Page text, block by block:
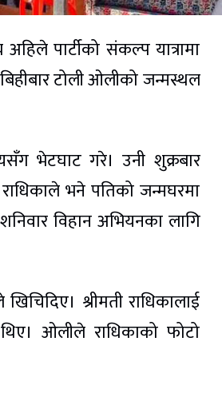
पार्टीको संकल्प यात्रामा
टोली ओलीको जन्मस्थल
भेटघाट गरे। उनी शुक्रबार
भने पतिको जन्मघरमा
विहान अभियनका लागि
श्रीमती राधिकालाई
ओलीले राधिकाको फोटो